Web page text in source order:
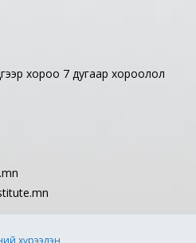
хороо 7 дугаар хороолол
хүрээлэн